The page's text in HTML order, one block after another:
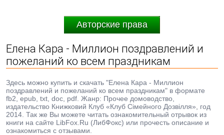
Авторские права
Елена Кара - Миллион поздравлений и
пожеланий ко всем праздникам
Здесь можно купить и скачать "Елена Кара - Миллион
поздравлений и пожеланий ко всем праздникам" в формате
fb2, epub, txt, doc, pdf. Жанр: Прочее домоводство,
издательство Книжковий Клуб «Клуб Сімейного Дозвілля», год
2014. Так же Вы можете читать ознакомительный отрывок из
книги на сайте LibFox.Ru (ЛибФокс) или прочесть описание и
ознакомиться с отзывами.